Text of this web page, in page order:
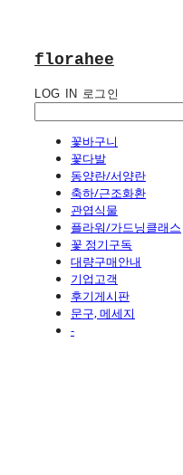
florahee
LOG IN 로그인
꽃바구니
꽃다발
동양란/서양란
축하/근조화환
관엽식물
플라워/가드닝클래스
꽃 정기구독
대량구매안내
기업고객
후기게시판
문구, 메세지
-